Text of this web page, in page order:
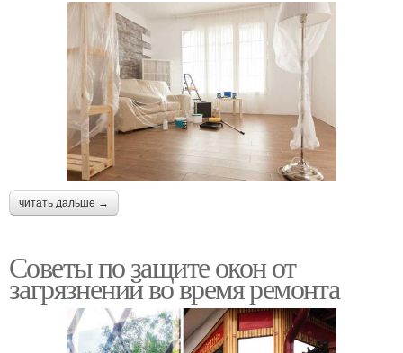
читать дальше →
Советы по защите окон от
загрязнений во время ремонта